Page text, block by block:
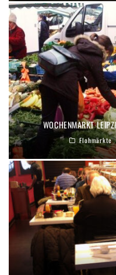
WOCHENMARKT
Flohmärkte